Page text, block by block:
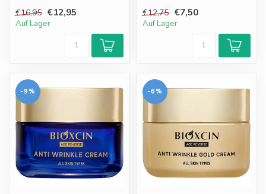
Rötunge...
€16,95 €12,95
Auf Lager
€12,75 €7,50
Auf Lager
-9% -6%